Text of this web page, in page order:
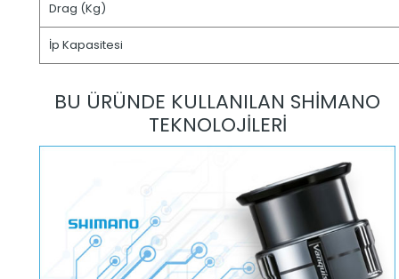
Drag (Kg)
İp Kapasitesi
BU ÜRÜNDE KULLANILAN SHİMANO
TEKNOLOJİLERİ